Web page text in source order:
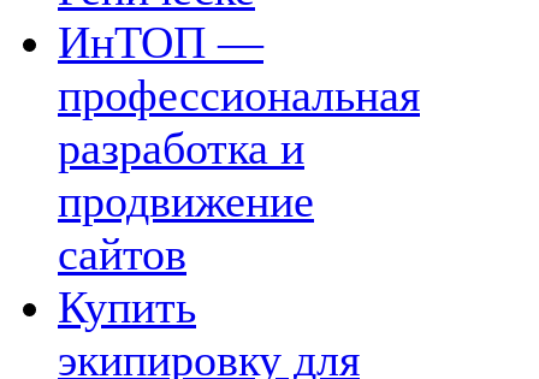
ИнТОП —
профессиональная
разработка и
продвижение
сайтов
Купить
экипировку для